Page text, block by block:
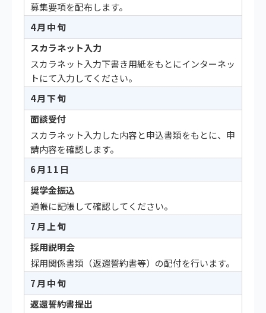
募集要項を配布します。
4月中旬
スカラネット入力
スカラネット入力下書き用紙をもとにインターネッ
トにて入力してください。
4月下旬
面談受付
スカラネット入力した内容と申込書類をもとに、申
請内容を確認します。
6月11日
奨学金振込
通帳に記帳して確認してください。
7月上旬
採用説明会
採用関係書類（返還誓約書等）の配付を行います。
7月中旬
返還誓約書提出